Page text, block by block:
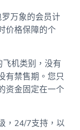
万象的会员计
价格保障的个
机类别，没有
有禁售期。您只
资金固定在一个
，24/7支持，以